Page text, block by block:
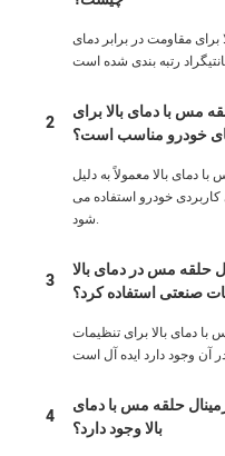
مقاومت در برابر دمای
2
مس با دمای بالا برای
خودرو مناسب است؟
دمای بالا معمولاً به دلیل
کاربردی خودرو استفاده می
شود.
3
حلقه مس در دمای بالا
صنعتی استفاده کرد؟
با دمای بالا برای تنظیمات
4
حلقه مس با دمای
بالا وجود دارد؟